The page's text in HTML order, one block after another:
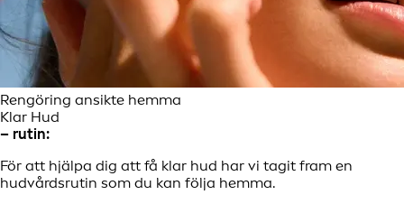
Rengöring ansikte hemma
Klar Hud
– rutin:
För att hjälpa dig att få klar hud har vi tagit fram en
hudvårdsrutin som du kan följa hemma.